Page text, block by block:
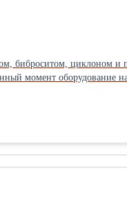
момент оборудование